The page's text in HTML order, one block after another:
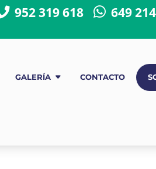
952 319 618 649
GALERÍA CONTACTO